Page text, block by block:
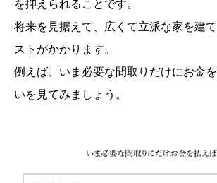
を抑えられることです。
将来を見据えて、広くて立派な家を建
ストがかかります。
例えば、いま必要な間取りだけにお金
いを見てみましょう。